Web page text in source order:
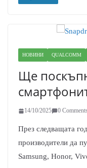
НОВИНИ QUALCOMM
Ще
14/10/2025 0
През следващата
производители да
Samsung, Honor,